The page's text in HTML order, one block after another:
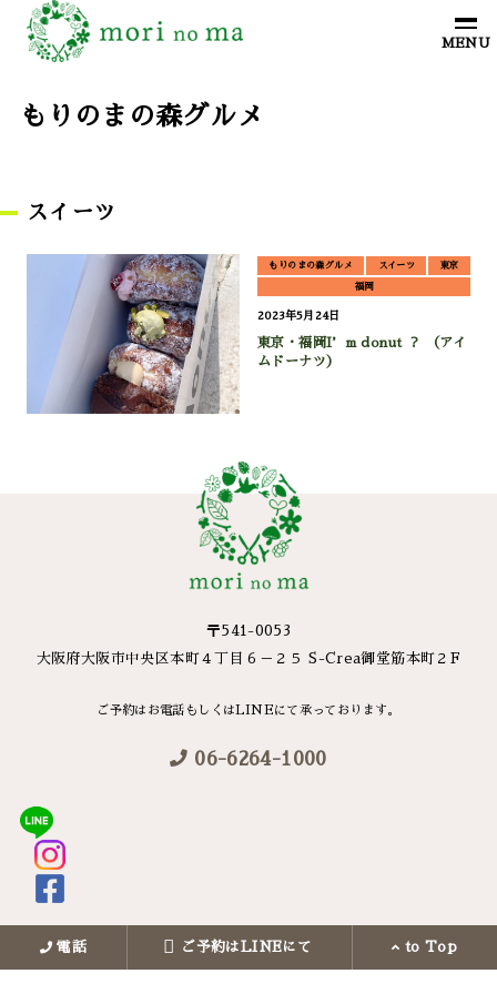
もりのまの森グルメ
スイーツ
もりのまの森グルメ スイーツ 東京
福岡
2023年5月24日
東京・福岡I’m donut ？ （アイ
ムドーナツ）
〒541-0053
大阪府大阪市中央区本町４丁目６－２５ S-Crea御堂筋本町２F
ご予約はお電話もしくはLINEにて承っております。
06-6264-1000
電話 ご予約はLINEにて to Top